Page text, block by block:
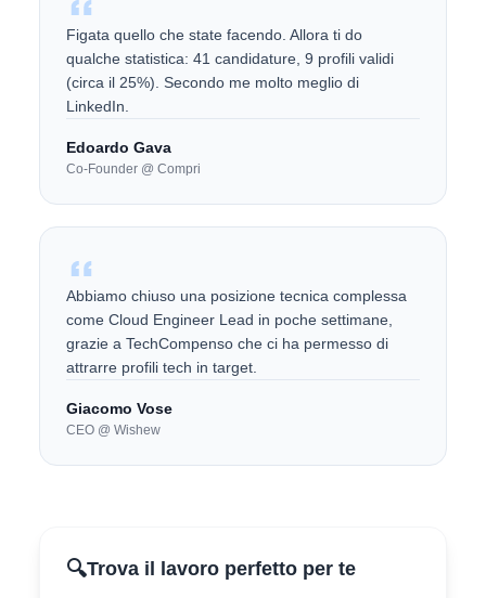
Figata quello che state facendo. Allora ti do
qualche statistica: 41 candidature, 9 profili validi
(circa il 25%). Secondo me molto meglio di
LinkedIn.
Edoardo Gava
Co-Founder @ Compri
Abbiamo chiuso una posizione tecnica complessa
come Cloud Engineer Lead in poche settimane,
grazie a TechCompenso che ci ha permesso di
attrarre profili tech in target.
Giacomo Vose
CEO @ Wishew
🔍Trova il lavoro perfetto per te